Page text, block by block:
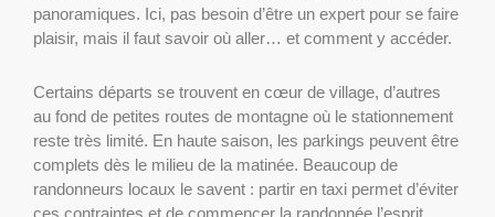
panoramiques. Ici, pas besoin d’être un expert pour se faire
plaisir, mais il faut savoir où aller… et comment y accéder.
Certains départs se trouvent en cœur de village, d’autres
au fond de petites routes de montagne où le stationnement
reste très limité. En haute saison, les parkings peuvent être
complets dès le milieu de la matinée. Beaucoup de
randonneurs locaux le savent : partir en taxi permet d’éviter
ces contraintes et de commencer la randonnée l’esprit